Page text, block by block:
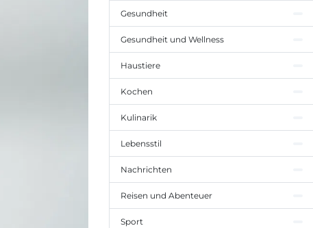
Gesundheit
Gesundheit und Wellness
Haustiere
Kochen
Kulinarik
Lebensstil
Nachrichten
Reisen und Abenteuer
Sport